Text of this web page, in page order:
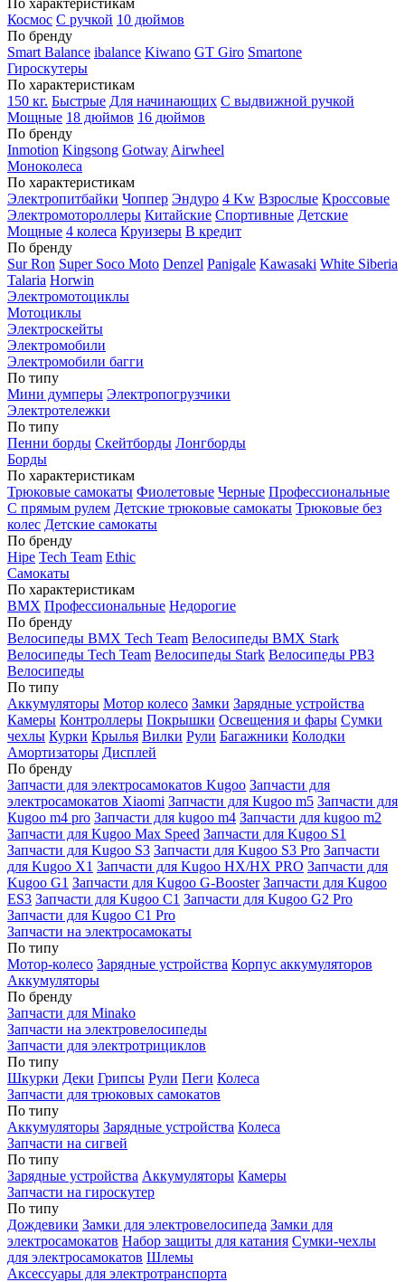
По характеристикам
Космос С ручкой 10 дюймов
По бренду
Smart Balance ibalance Kiwano GT Giro Smartone
Гироскутеры
По характеристикам
150 кг. Быстрые Для начинающих С выдвижной ручкой
Мощные 18 дюймов 16 дюймов
По бренду
Inmotion Kingsong Gotway Airwheel
Моноколеса
По характеристикам
Электропитбайки Чоппер Эндуро 4 Kw Взрослые Кроссовые
Электромотороллеры Китайские Спортивные Детские
Мощные 4 колеса Круизеры В кредит
По бренду
Sur Ron Super Soco Moto Denzel Panigale Kawasaki White Siberia
Talaria Horwin
Электромотоциклы
Мотоциклы
Электроскейты
Электромобили
Электромобили багги
По типу
Мини думперы Электропогрузчики
Электротележки
По типу
Пенни борды Скейтборды Лонгборды
Борды
По характеристикам
Трюковые самокаты Фиолетовые Черные Профессиональные
С прямым рулем Детские трюковые самокаты Трюковые без
колес Детские самокаты
По бренду
Hipe Tech Team Ethic
Самокаты
По характеристикам
BMX Профессиональные Недорогие
По бренду
Велосипеды BMX Tech Team Велосипеды BMX Stark
Велосипеды Tech Team Велосипеды Stark Велосипеды РВЗ
Велосипеды
По типу
Аккумуляторы Мотор колесо Замки Зарядные устройства
Камеры Контроллеры Покрышки Освещения и фары Сумки
чехлы Курки Крылья Вилки Рули Багажники Колодки
Амортизаторы Дисплей
По бренду
Запчасти для электросамокатов Kugoo Запчасти для
электросамокатов Xiaomi Запчасти для Kugoo m5 Запчасти для
Кugoo m4 pro Запчасти для kugoo m4 Запчасти для kugoo m2
Запчасти для Kugoo Max Speed Запчасти для Kugoo S1
Запчасти для Kugoo S3 Запчасти для Kugoo S3 Pro Запчасти
для Kugoo X1 Запчасти для Kugoo HX/HX PRO Запчасти для
Kugoo G1 Запчасти для Kugoo G-Booster Запчасти для Kugoo
ES3 Запчасти для Kugoo C1 Запчасти для Kugoo G2 Pro
Запчасти для Kugoo C1 Pro
Запчасти на электросамокаты
По типу
Мотор-колесо Зарядные устройства Корпус аккумуляторов
Аккумуляторы
По бренду
Запчасти для Minako
Запчасти на электровелосипеды
Запчасти для электротрициклов
По типу
Шкурки Деки Грипсы Рули Пеги Колеса
Запчасти для трюковых самокатов
По типу
Аккумуляторы Зарядные устройства Колеса
Запчасти на сигвей
По типу
Зарядные устройства Аккумуляторы Камеры
Запчасти на гироскутер
По типу
Дождевики Замки для электровелосипеда Замки для
электросамокатов Набор защиты для катания Сумки-чехлы
для электросамокатов Шлемы
Аксессуары для электротранспорта